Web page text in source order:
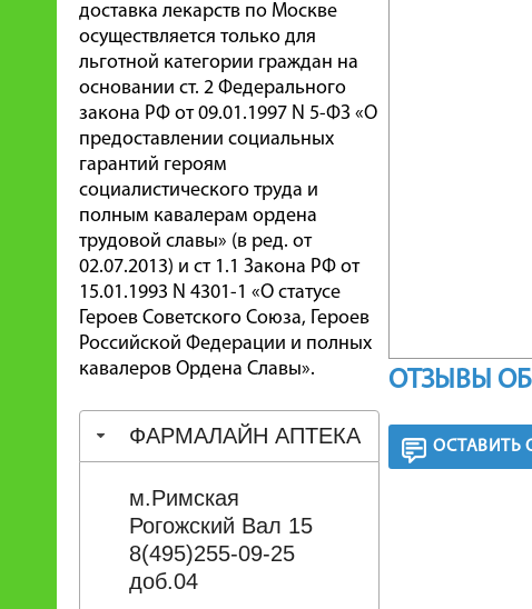
доставка лекарств по Москве
осуществляется только для
льготной категории граждан на
основании ст. 2 Федерального
закона РФ от 09.01.1997 N 5-ФЗ «О
предоставлении социальных
гарантий героям
социалистического труда и
полным кавалерам ордена
трудовой славы» (в ред. от
02.07.2013) и ст 1.1 Закона РФ от
15.01.1993 N 4301-1 «О статусе
Героев Советского Союза, Героев
Российской Федерации и полных
кавалеров Ордена Славы».
ФАРМАЛАЙН АПТЕКА
м.Римская
Рогожский Вал 15
8(495)255-09-25
доб.04
ОТЗЫВЫ
ОСТАВИТЬ